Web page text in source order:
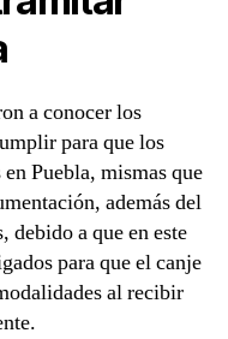
a conocer los
para que los
Puebla, mismas que
además del
debido a que en este
para que el canje
al recibir